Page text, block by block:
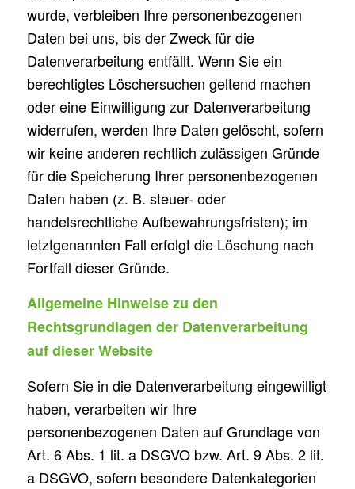
wurde, verbleiben Ihre personenbezogenen
Daten bei uns, bis der Zweck für die
Datenverarbeitung entfällt. Wenn Sie ein
berechtigtes Löschersuchen geltend machen
oder eine Einwilligung zur Datenverarbeitung
widerrufen, werden Ihre Daten gelöscht, sofern
wir keine anderen rechtlich zulässigen Gründe
für die Speicherung Ihrer personenbezogenen
Daten haben (z. B. steuer- oder
handelsrechtliche Aufbewahrungsfristen); im
letztgenannten Fall erfolgt die Löschung nach
Fortfall dieser Gründe.
Allgemeine Hinweise zu den
Rechtsgrundlagen der Datenverarbeitung
auf dieser Website
Sofern Sie in die Datenverarbeitung eingewilligt
haben, verarbeiten wir Ihre
personenbezogenen Daten auf Grundlage von
Art. 6 Abs. 1 lit. a DSGVO bzw. Art. 9 Abs. 2 lit.
a DSGVO, sofern besondere Datenkategorien